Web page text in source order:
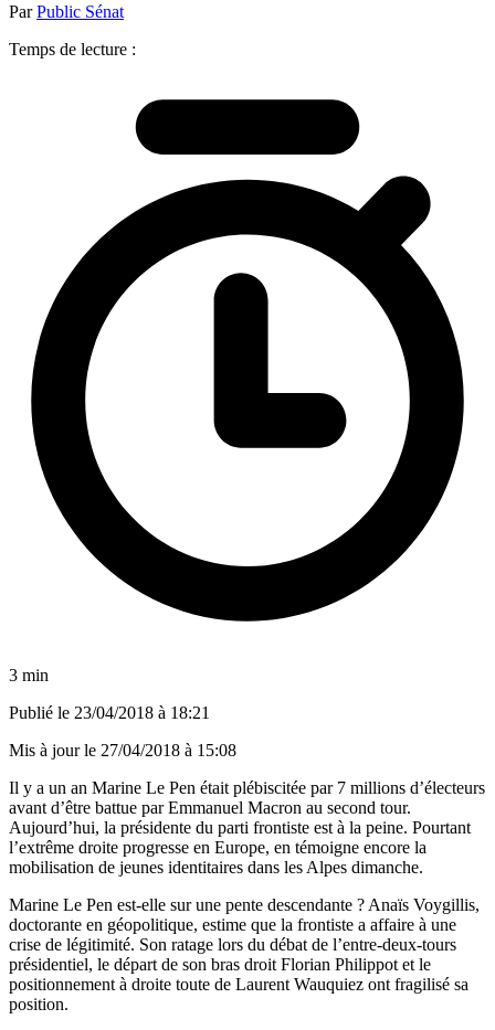
ParPublic Sénat
Temps de lecture :
3 min
Publié le 23/04/2018 à 18:21
Mis à jour le 27/04/2018 à 15:08
Il y a un an Marine Le Pen était plébiscitée par 7 millions d’électeurs
avant d’être battue par Emmanuel Macron au second tour.
Aujourd’hui, la présidente du parti frontiste est à la peine. Pourtant
l’extrême droite progresse en Europe, en témoigne encore la
mobilisation de jeunes identitaires dans les Alpes dimanche.
Marine Le Pen est-elle sur une pente descendante ? Anaïs Voygillis,
doctorante en géopolitique, estime que la frontiste a affaire à une
crise de légitimité. Son ratage lors du débat de l’entre-deux-tours
présidentiel, le départ de son bras droit Florian Philippot et le
positionnement à droite toute de Laurent Wauquiez ont fragilisé sa
position.